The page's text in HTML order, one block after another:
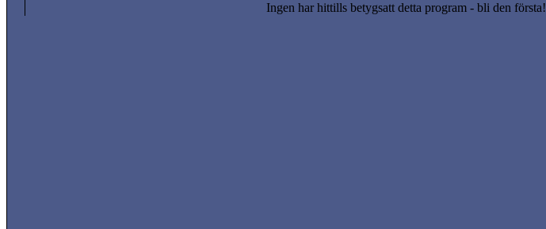
Ingen har hittills betygsatt detta program - bli den första!